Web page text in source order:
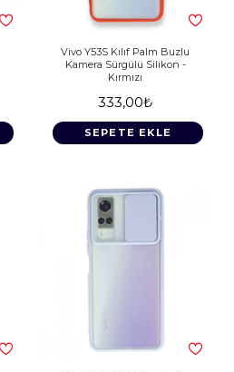
Vivo Y53S Kılıf Palm Buzlu
Kamera Sürgülü Silikon -
Kırmızı
333,00₺
SEPETE EKLE